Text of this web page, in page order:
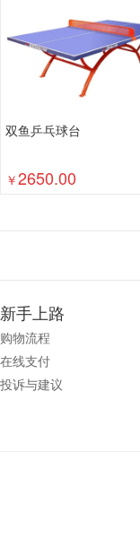
双鱼乒乓球台
￥2650.00
新手上路
购物流程
在线支付
投诉与建议